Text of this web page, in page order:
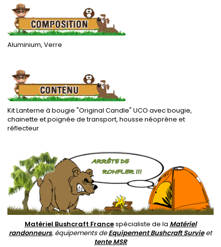
Aluminium, Verre
.
Kit Lanterne à bougie "Original Candle" UCO avec bougie,
chainette et poignée de transport, housse néoprène et
réflecteur
.
Matériel Bushcraft Francespécialiste de la Matériel
randonneurs, équipements deEquipement Bushcraft Survieet
tente MSR